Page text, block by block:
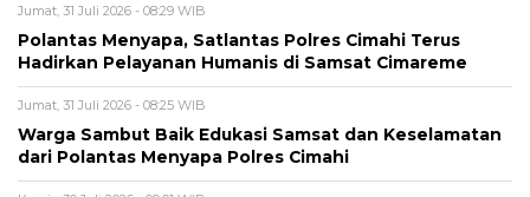
Jumat, 31 Juli 2026 - 08:29 WIB
Polantas Menyapa, Satlantas Polres Cimahi Terus
Hadirkan Pelayanan Humanis di Samsat Cimareme
Jumat, 31 Juli 2026 - 08:25 WIB
Warga Sambut Baik Edukasi Samsat dan Keselamatan
dari Polantas Menyapa Polres Cimahi